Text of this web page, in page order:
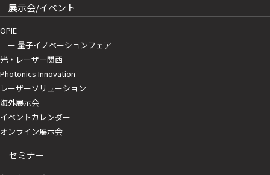
展示会/イベント
OPIE
ー 量子イノベーションフェア
光・レーザー関西
Photonics Innovation
レーザーソリューション
海外展示会
イベントカレンダー
オンライン展示会
セミナー